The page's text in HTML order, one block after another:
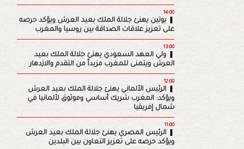
14:00
بوتين يهنئ جلالة الملك بعيد العرش ويؤكد حرصه
على تعزيز علاقات الصداقة بين روسيا والمغرب
13:00
ولي العهد السعودي يهنئ جلالة الملك بعيد
العرش ويتمنى للمغرب مزيداً من التقدم والازدهار
12:00
الرئيس الألماني يهنئ جلالة الملك بعيد العرش
ويؤكد: المغرب شريك أساسي وموثوق لألمانيا في
شمال إفريقيا
11:00
الرئيس المصري يهنئ جلالة الملك بعيد العرش
ويؤكد حرصه على تعزيز التعاون بين البلدين